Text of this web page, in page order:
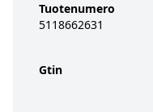
Tuotenumero
5118662631
Gtin